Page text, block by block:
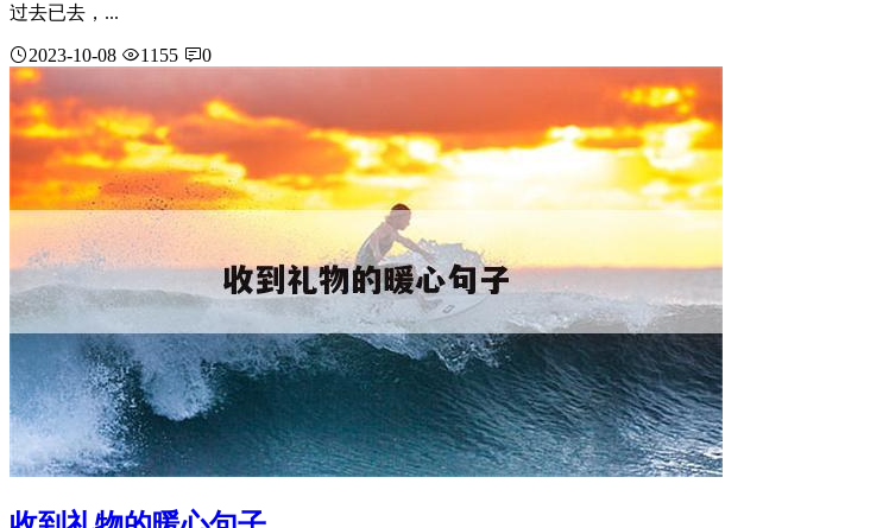
过去已去，...
2023-10-08 1155 0